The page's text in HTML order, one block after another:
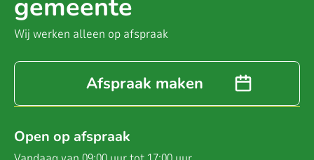
gemeente
Wij werken alleen op afspraak
Afspraak maken
Open op afspraak